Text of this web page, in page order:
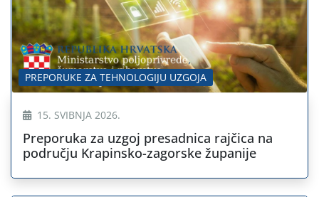
PREPORUKE ZA TEHNOLOGIJU UZGOJA
15. SVIBNJA 2026.
Preporuka za uzgoj presadnica rajčica na
području Krapinsko-zagorske županije